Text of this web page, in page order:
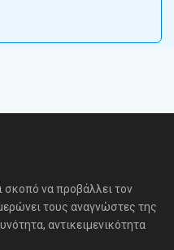
σκοπό να προβάλλει τον
τους αναγνώστες της
αντικειμενικότητα